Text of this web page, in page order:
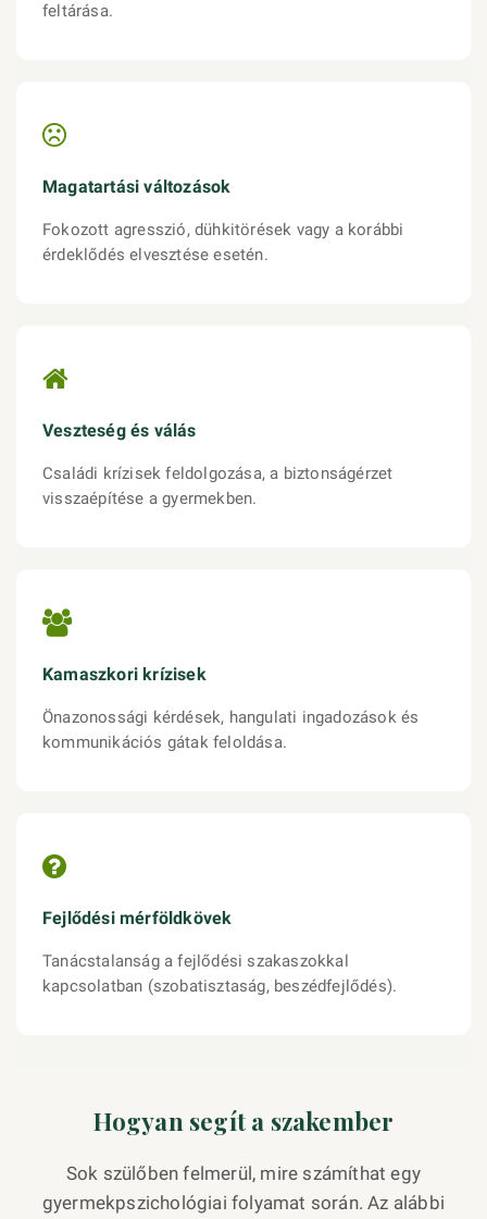
feltárása.
Magatartási változások
Fokozott agresszió, dühkitörések vagy a korábbi
érdeklődés elvesztése esetén.
Veszteség és válás
Családi krízisek feldolgozása, a biztonságérzet
visszaépítése a gyermekben.
Kamaszkori krízisek
Önazonossági kérdések, hangulati ingadozások és
kommunikációs gátak feloldása.
Fejlődési mérföldkövek
Tanácstalanság a fejlődési szakaszokkal
kapcsolatban (szobatisztaság, beszédfejlődés).
Hogyan segít a szakember
Sok szülőben felmerül, mire számíthat egy
gyermekpszichológiai folyamat során. Az alábbi